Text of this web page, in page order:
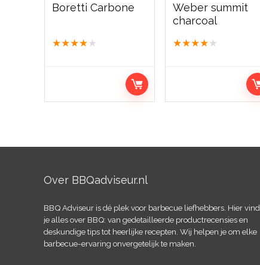
Boretti Carbone
★★★★ ★
Weber summit
charcoal
★★★★ ★
Over BBQadviseur.nl
BBQ Adviseur is dé plek voor barbecue liefhebbers. Hier vind
je alles over BBQ: van gedetailleerde productrecensies en
deskundige tips tot heerlijke recepten. Wij helpen je om elke
barbecue-ervaring onvergetelijk te maken.